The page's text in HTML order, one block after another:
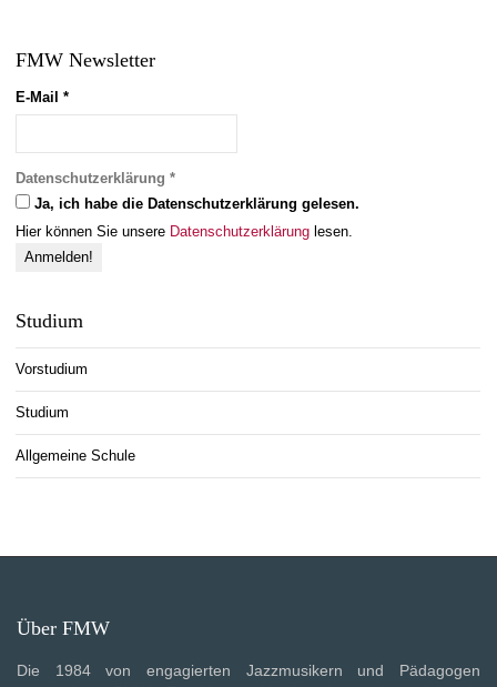
FMW Newsletter
E-Mail *
Datenschutzerklärung *
Ja, ich habe die Datenschutzerklärung gelesen.
Hier können Sie unsere Datenschutzerklärung lesen.
Studium
Vorstudium
Studium
Allgemeine Schule
Über FMW
Die 1984 von engagierten Jazzmusikern und Pädagogen